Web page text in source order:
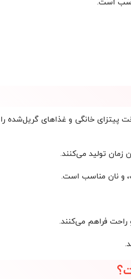
پیتزای خانگی و غذاهای گریل‌شده
و نان مناسب است.